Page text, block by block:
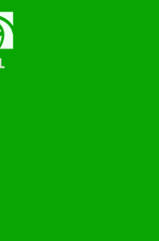
do NIAVI – Núcleo
Alto Vale do
o evento
empresas de
noite de
para o setor. O